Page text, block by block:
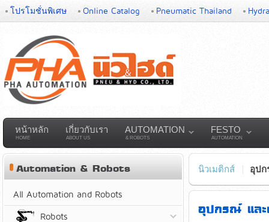
โปรโมชั่นพิเศษ Online Catalog Pneumatic Thailand
หน้าหลัก
HOME
เกี่ยวกับเรา
ABOUT US
AUTOMATION
& ROBOTS
FESTO
AUTOMATION
นิวเมติกส์ อุปก
อุปกรณ์ แล
Automation & Robots
All Automation and Robots
Robots